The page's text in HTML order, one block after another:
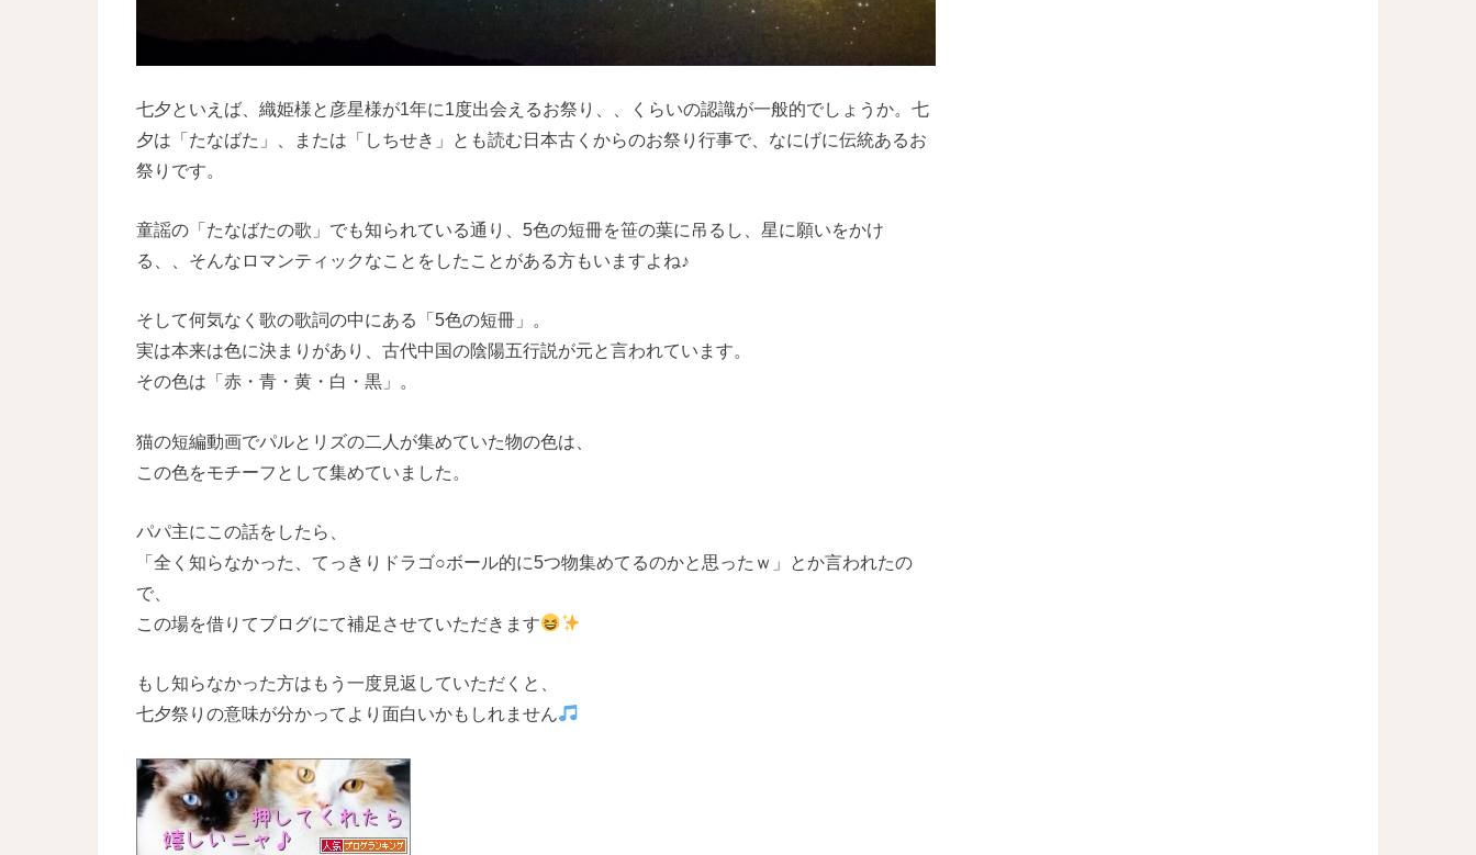
七夕といえば、織姫様と彦星様が1年に1度出会えるお祭り、、くらいの認識が一般的でしょうか。七
夕は「たなばた」、または「しちせき」とも読む日本古くからのお祭り行事で、なにげに伝統あるお
祭りです。
童謡の「たなばたの歌」でも知られている通り、5色の短冊を笹の葉に吊るし、星に願いをかけ
る、、そんなロマンティックなことをしたことがある方もいますよね♪
そして何気なく歌の歌詞の中にある「5色の短冊」。
実は本来は色に決まりがあり、古代中国の陰陽五行説が元と言われています。
その色は「赤・青・黄・白・黒」。
猫の短編動画でパルとリズの二人が集めていた物の色は、
この色をモチーフとして集めていました。
パパ主にこの話をしたら、
「全く知らなかった、てっきりドラゴ○ボール的に5つ物集めてるのかと思ったｗ」とか言われたの
で、
この場を借りてブログにて補足させていただきます
もし知らなかった方はもう一度見返していただくと、
七夕祭りの意味が分かってより面白いかもしれません